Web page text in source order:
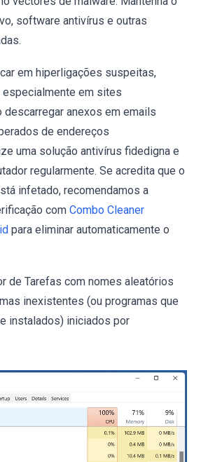
software antivírus e outras
em hiperligações suspeitas,
especialmente em sites
descarregar anexos em emails
de endereços
uma solução antivírus fidedigna e
regularmente. Se acredita que o
infetado, recomendamos a
com Combo Cleaner
para eliminar automaticamente o
de Tarefas com nomes aleatórios
inexistentes (ou programas que
instalados) iniciados por